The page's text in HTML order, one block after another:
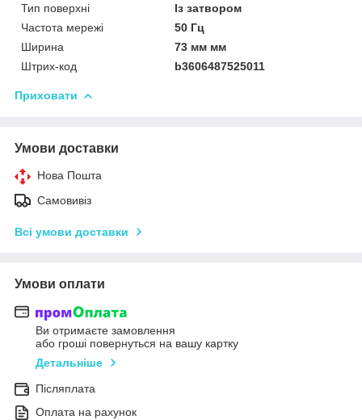
Тип поверхні
Із затвором
Частота мережі
50 Гц
Ширина
73 мм мм
Штрих-код
b3606487525011
Приховати
Умови доставки
Нова Пошта
Самовивіз
Всі умови доставки
Умови оплати
Ви отримаєте замовлення
або гроші повернуться на вашу картку
Детальніше
Післяплата
Оплата на рахунок